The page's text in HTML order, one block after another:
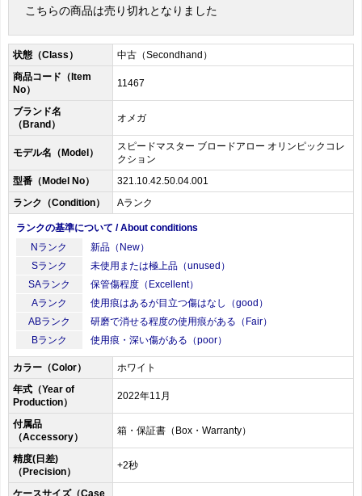
こちらの商品は売り切れとなりました
状態（Class）
中古（Secondhand）
商品コード（Item
No）
11467
ブランド名
（Brand）
オメガ
モデル名（Model）
スピードマスター ブロードアロー オリンピックコレ
クション
型番（Model No）
321.10.42.50.04.001
ランク（Condition）
Aランク
ランクの基準について / About conditions
Nランク
新品（New）
Sランク
未使用または極上品（unused）
SAランク
保管傷程度（Excellent）
Aランク
使用痕はあるが目立つ傷はなし（good）
ABランク
研磨で消せる程度の使用痕がある（Fair）
Bランク
使用痕・深い傷がある（poor）
カラー（Color）
ホワイト
年式（Year of
Production）
2022年11月
付属品
（Accessory）
箱・保証書（Box・Warranty）
精度(日差)
（Precision）
+2秒
ケースサイズ（Case